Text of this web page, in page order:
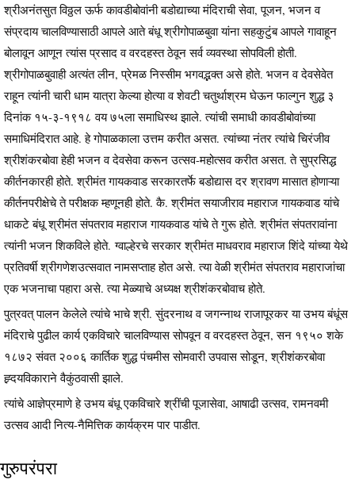
श्रीअनंतसुत विठ्ठल ऊर्फ कावडीबोवांनी बडोद्याच्या मंदिराची सेवा, पूजन, भजन व
संप्रदाय चालविण्यासाठी आपले आते बंधू श्रीगोपाळबुवा यांना सहकुटुंब आपले गावाहून
बोलावून आणून त्यांस प्रसाद व वरदहस्त ठेवून सर्व व्यवस्था सोपविली होती.
श्रीगोपाळबुवाही अत्यंत लीन, प्रेमळ निस्सीम भगवद्भक्त असे होते. भजन व देवसेवेत
राहून त्यांनी चारी धाम यात्रा केल्या होत्या व शेवटी चतुर्थाश्रम घेऊन फाल्गुन शुद्ध ३
दिनांक १५-३-१९१८ वय ७५ला समाधिस्थ झाले. त्यांची समाधी कावडीबोवांच्या
समाधिमंदिरात आहे. हे गोपाळकाला उत्तम करीत असत. त्यांच्या नंतर त्यांचे चिरंजीव
श्रीशंकरबोवा हेही भजन व देवसेवा करून उत्सव-महोत्सव करीत असत. ते सुप्रसिद्ध
कीर्तनकारही होते. श्रीमंत गायकवाड सरकारतर्फे बडोद्यास दर श्रावण मासात होणाऱ्या
कीर्तनपरीक्षेचे ते परीक्षक म्हणूनही होते. कै. श्रीमंत सयाजीराव महाराज गायकवाड यांचे
धाकटे बंधू श्रीमंत संपतराव महाराज गायकवाड यांचे ते गुरू होते. श्रीमंत संपतरावांना
त्यांनी भजन शिकविले होते. ग्वाल्हेरचे सरकार श्रीमंत माधवराव महाराज शिंदे यांच्या येथे
प्रतिवर्षी श्रीगणेशउत्सवात नामसप्ताह होत असे. त्या वेळी श्रीमंत संपतराव महाराजांचा
एक भजनाचा पहारा असे. त्या मेळ्याचे अध्यक्ष श्रीशंकरबोवाच होते.
पुत्रवत् पालन केलेले त्यांचे भाचे श्री. सुंदरनाथ व जगन्नाथ राजापूरकर या उभय बंधूंस
मंदिराचे पुढील कार्य एकविचारे चालविण्यास सोपवून व वरदहस्त ठेवून, सन १९५० शके
१८७२ संवत २००६ कार्तिक शुद्ध पंचमीस सोमवारी उपवास सोडून, श्रीशंकरबोवा
ह्र्दयविकाराने वैकुंठवासी झाले.
त्यांचे आज्ञेप्रमाणे हे उभय बंधू एकविचारे श्रींची पूजासेवा, आषाढी उत्सव, रामनवमी
उत्सव आदी नित्य-नैमित्तिक कार्यक्रम पार पाडीत.
गुरुपरंपरा